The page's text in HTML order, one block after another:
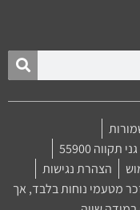
הצהרת נגישות
מטעמי נוחות בלבד, אך